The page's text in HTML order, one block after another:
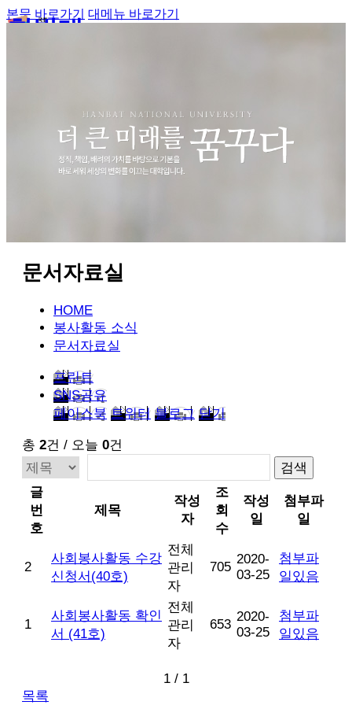
본문 바로가기 대메뉴 바로가기
한밭대
문서자료실
HOME
봉사활동 소식
문서자료실
프린트
SNS공유
페이스북 트위터 블로그 닫기
총 2건 / 오늘 0건
글
번
호
제목
작성
자
조
회
수
작성
일
첨부파
일
2
사회봉사활동 수강
신청서(40호)
전체
관리
자
705
2020-
03-25
첨부파
일있음
1
사회봉사활동 확인
서 (41호)
전체
관리
자
653
2020-
03-25
첨부파
일있음
1 / 1
목록